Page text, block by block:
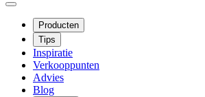
Producten
Tips
Inspiratie
Verkooppunten
Advies
Blog